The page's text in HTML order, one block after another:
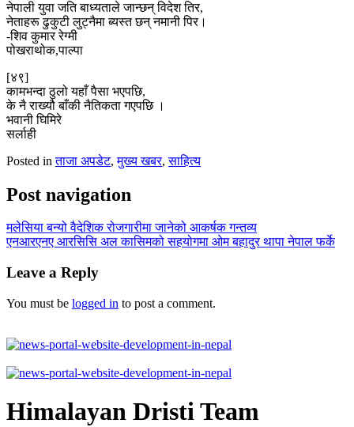
नेपाली युवा जति बाध्यताले जान्छन् विदेश तिर,
नेताहरू ढुकुटी लुट्नैमा ब्यस्त छन् नमानी पिर।
-शिव कुमार रेग्मी
पोखराथोक,पाल्पा
[४९]
कामभन्दा ठुलो यहाँ पैसा भएपछि,
के नै राख्यौ बाँकी नैतिकता गएपछि ।
भवानी घिमिरे
सर्लाही
Posted inताजा अपडेट,मुख्य खबर,साहित्य
Post navigation
मलेसिया बन्यो वैदेशिक रोजगारीमा जानेको आकर्षक गन्तव्य
एनआरएनए आरसिसि अल कासिमको सहयोगमा ओम बहादुर थापा नेपाल फर्के
Leave a Reply
You must be logged in to post a comment.
Himalayan Dristi Team